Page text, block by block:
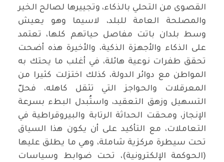
القصوى من التحلي بالذكاء، وتجييرها لصالح الخير
والمصلحة العامة للبلد، لاسيما وهو يعيش
وسط بلدان باتت مفاصل حياتهم كلها، تعتمد
على الذكاء والأجهزة الذكية، والأخيرة هذه أضحت
تحقق طفرات نوعية هائلة، في أغلب ما يحتك به
المواطن مع دوائر الدولة، كذلك اختزلت كثيرا من
المعرقلات والحواجز التي تثقل كاهله، فحلّ
التسهيل وزهق التعقيد، واستُبدل البطء بسرعة
الإنجاز، ومحقت الحداثة الرتابة والبيروقراطية في
التعاملات، مع التأكيد على أن يكون هذا السياق
تحت سيطرة مركزية شاملة، وهي ما يطلق عليها
(الحوكمة الإلكترونية)، تحت ضوابط وسياسات